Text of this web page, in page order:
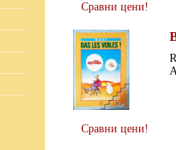
Сравни цени!
Сравни цени!